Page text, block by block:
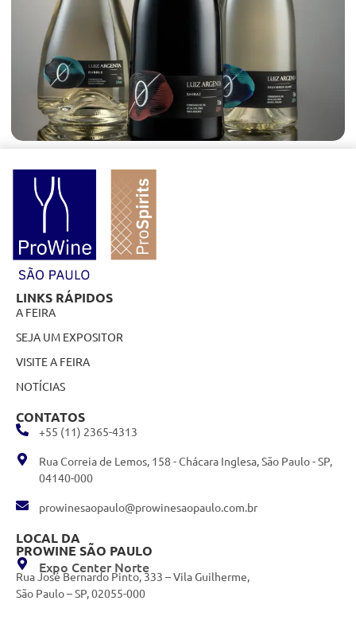
LINKS RÁPIDOS
A FEIRA
SEJA UM EXPOSITOR
VISITE A FEIRA
NOTÍCIAS
+55 (11) 2365-4313
Rua Correia de Lemos, 158 - Chácara Inglesa, São Paulo - SP,
04140-000
prowinesaopaulo@prowinesaopaulo.com.br
CONTATOS
LOCAL DA
PROWINE SÃO PAULO
Expo Center Norte
Rua José Bernardo Pinto, 333 – Vila Guilherme,
São Paulo – SP, 02055-000